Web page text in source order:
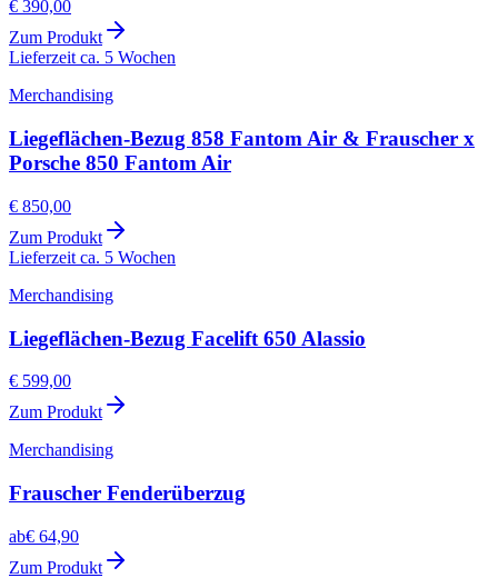
€ 390,00
Zum Produkt
Lieferzeit ca. 5 Wochen
Merchandising
Liegeflächen-Bezug 858 Fantom Air & Frauscher x
Porsche 850 Fantom Air
€ 850,00
Zum Produkt
Lieferzeit ca. 5 Wochen
Merchandising
Liegeflächen-Bezug Facelift 650 Alassio
€ 599,00
Zum Produkt
Merchandising
Frauscher Fenderüberzug
ab€ 64,90
Zum Produkt